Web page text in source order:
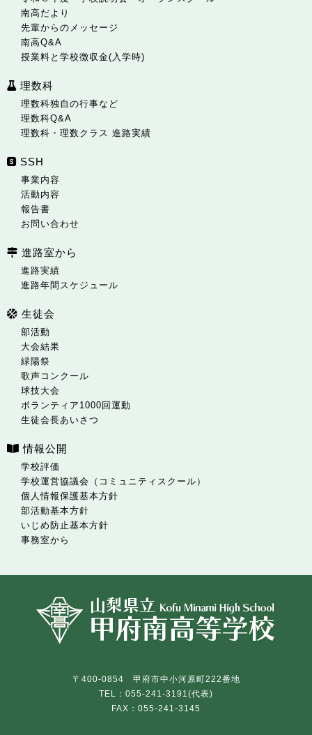
南高だより
先輩からのメッセージ
南高Q&A
授業料と学校徴収金(入学時)
理数科
理数科独自の行事など
理数科Q&A
理数科・理数クラス 進路実績
SSH
事業内容
活動内容
報告書
お問い合わせ
進路室から
進路実績
進路年間スケジュール
生徒会
部活動
大会結果
緑陽祭
歌声コンクール
球技大会
ボランティア1000回運動
生徒会長あいさつ
情報公開
学校評価
学校運営協議会（コミュニティスクール）
個人情報保護基本方針
部活動基本方針
いじめ防止基本方針
事務室から
〒400-0854 甲府市中小河原町222番地
TEL：055-241-3191(代表)
FAX：055-241-3145